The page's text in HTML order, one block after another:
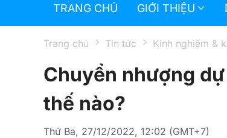
TRANG CHỦ GIỚI THIỆU
Trang chủ Tin tức Kinh nghiệm &
Chuyển nhượng
thế nào?
Thứ Ba, 27/12/2022, 12:02 (GMT+7)